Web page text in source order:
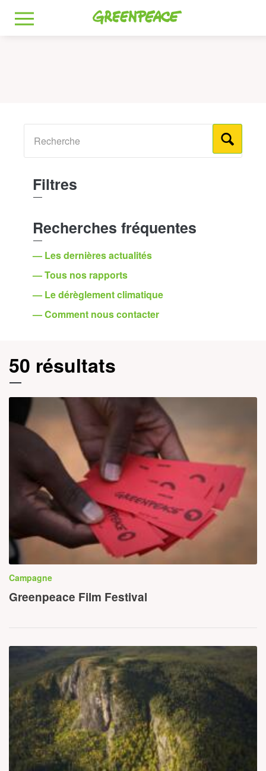
Greenpeace
MENU
Filtres
Recherches fréquentes
— Les dernières actualités
— Tous nos rapports
— Le dérèglement climatique
— Comment nous contacter
50 résultats
Campagne
Greenpeace Film Festival